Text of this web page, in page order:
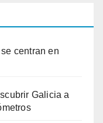
centran en
Galicia a